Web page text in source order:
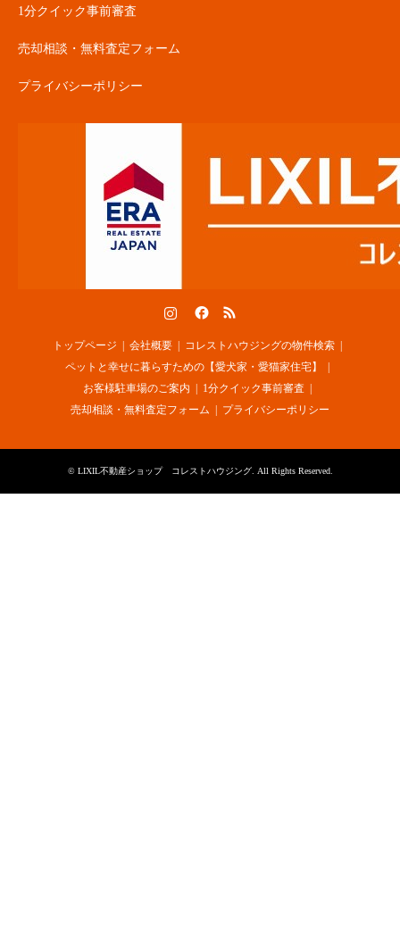
1分クイック事前審査
売却相談・無料査定フォーム
プライバシーポリシー
トップページ 会社概要
コレストハウジングの物件検索
ペットと幸せに暮らすための【愛犬家・愛猫家住宅】
お客様駐車場のご案内
1分クイック事前審査
売却相談・無料査定フォーム
プライバシーポリシー
© LIXIL不動産ショップ コレストハウジング. All Rights Reserved.